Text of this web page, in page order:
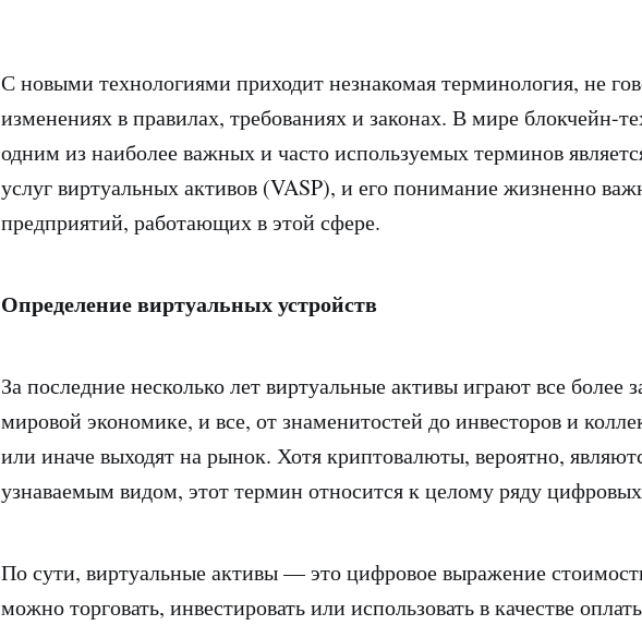
С новыми технологиями приходит незнакомая терминология, не
изменениях в правилах, требованиях и законах. В мире блокчейн-
одним из наиболее важных и часто используемых терминов
услуг виртуальных активов (VASP), и его понимание жизненно
предприятий, работающих в этой сфере.
Определение виртуальных устройств
За последние несколько лет виртуальные активы играют все более
мировой экономике, и все, от знаменитостей до инвесторов и
или иначе выходят на рынок. Хотя криптовалюты, вероятно,
узнаваемым видом, этот термин относится к целому ряду
По сути, виртуальные активы — это цифровое выражение
можно торговать, инвестировать или использовать в качестве